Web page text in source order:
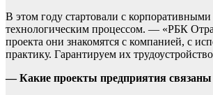
В этом году стартовали с
технологическим процессом. — «РБК
проекта они знакомятся с компанией, с
практику. Гарантируем их
— Какие проекты предприятия связаны